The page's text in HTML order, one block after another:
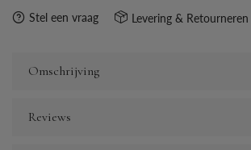
Stel een vraag Levering & Retourneren
Omschrijving
Reviews